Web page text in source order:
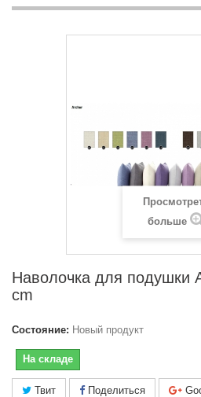
больше
Наволочка для подушки
cm
Состояние: Новый продукт
На складе
Твит Поделиться